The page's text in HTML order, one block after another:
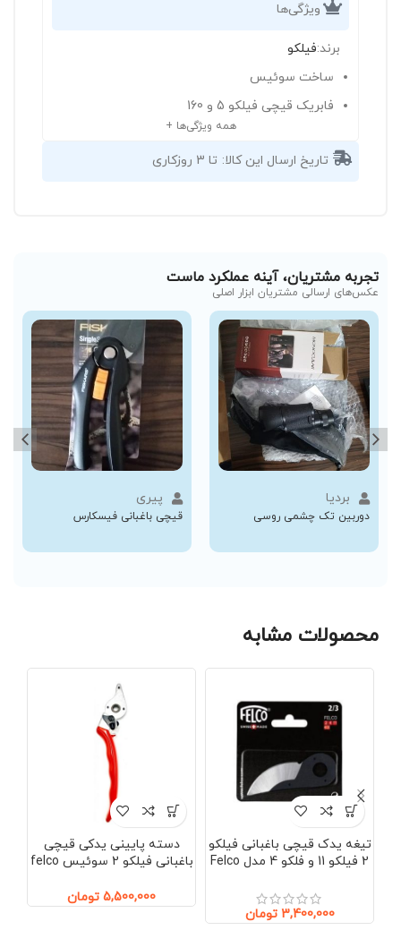
ویژگی‌ها
برند:فیلکو
ساخت سوئیس
فابریک قیچی فیلکو 5 و 160
همه ویژگی‌ها +
تاریخ ارسال این کالا: تا 3 روزکاری
تجربه مشتریان، آینه عملکرد ماست
عکس‌های ارسالی مشتریان ابزار اصلی
بردیا
دوربین تک چشمی روسی
پیری
قیچی باغبانی فیسکارس
محصولات مشابه
تیغه یدک قیچی باغبانی فیلکو
2 فیلکو 11 و فلکو 4 مدل Felco
3,400,000 تومان
دسته پایینی یدکی قیچی
باغبانی فیلکو 2 سوئیس felco
5,500,000 تومان